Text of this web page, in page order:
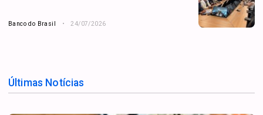
Banco do Brasil 24/07/2026
Últimas Notícias